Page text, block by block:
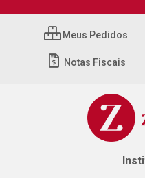
Meus Pedidos
Notas Fiscais